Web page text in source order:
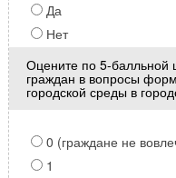
Да
Нет
Оцените по 5-балльной
граждан в вопросы
городской среды в
0 (граждане не
1